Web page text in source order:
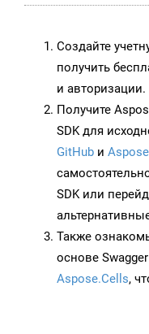
Создайте
получить
и авторизации.
Получите
SDK для
GitHub и
SDK или
Также
основе
Aspose.Cells,